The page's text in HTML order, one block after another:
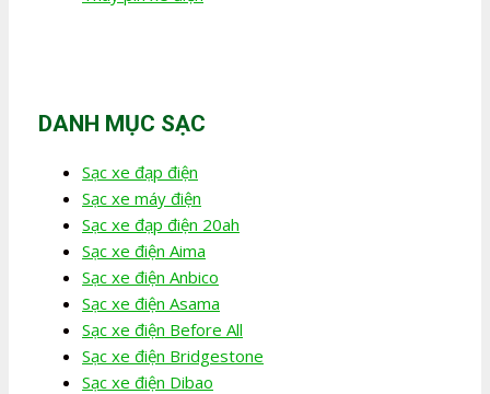
DANH MỤC SẠC
Sạc xe đạp điện
Sạc xe máy điện
Sạc xe đạp điện 20ah
Sạc xe điện Aima
Sạc xe điện Anbico
Sạc xe điện Asama
Sạc xe điện Before All
Sạc xe điện Bridgestone
Sạc xe điện Dibao